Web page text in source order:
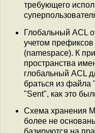
требующего
Глобальный ACL
учетом
(namespace). К
пространства
глобальный ACL
браться из
"Sent", как это
Схема хранения
более не
базируются на